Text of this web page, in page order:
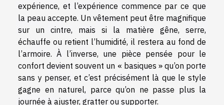
expérience, et l’expérience commence par ce que
la peau accepte. Un vêtement peut être magnifique
sur un cintre, mais si la matière gêne, serre,
échauffe ou retient l’humidité, il restera au fond de
l’armoire. À l’inverse, une pièce pensée pour le
confort devient souvent un « basiques » qu’on porte
sans y penser, et c’est précisément là que le style
gagne en naturel, parce qu’on ne passe plus la
journée à ajuster, gratter ou supporter.